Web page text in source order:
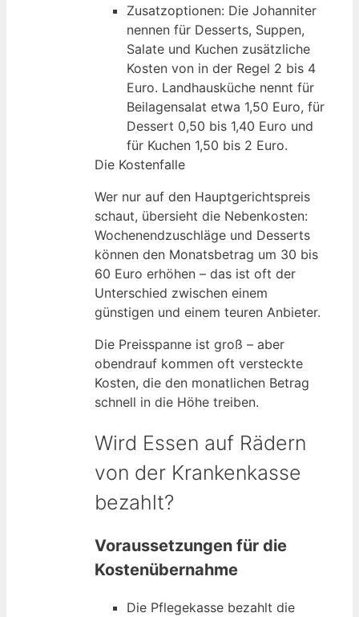
Zusatzoptionen: Die Johanniter
nennen für Desserts, Suppen,
Salate und Kuchen zusätzliche
Kosten von in der Regel 2 bis 4
Euro. Landhausküche nennt für
Beilagensalat etwa 1,50 Euro, für
Dessert 0,50 bis 1,40 Euro und
für Kuchen 1,50 bis 2 Euro.
Die Kostenfalle
Wer nur auf den Hauptgerichtspreis
schaut, übersieht die Nebenkosten:
Wochenendzuschläge und Desserts
können den Monatsbetrag um 30 bis
60 Euro erhöhen – das ist oft der
Unterschied zwischen einem
günstigen und einem teuren Anbieter.
Die Preisspanne ist groß – aber
obendrauf kommen oft versteckte
Kosten, die den monatlichen Betrag
schnell in die Höhe treiben.
Wird Essen auf Rädern
von der Krankenkasse
bezahlt?
Voraussetzungen für die
Kostenübernahme
Die Pflegekasse bezahlt die